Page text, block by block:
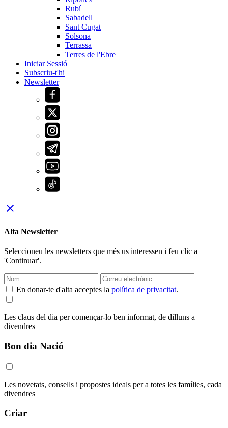
Rubí
Sabadell
Sant Cugat
Solsona
Terrassa
Terres de l'Ebre
Iniciar Sessió
Subscriu-t'hi
Newsletter
close
Alta Newsletter
Seleccioneu les newsletters que més us interessen i feu clic a
'Continuar'.
En donar-te d'alta acceptes la política de privacitat.
Les claus del dia per començar-lo ben informat, de dilluns a
divendres
Bon dia Nació
Les novetats, consells i propostes ideals per a totes les famílies, cada
divendres
Criar